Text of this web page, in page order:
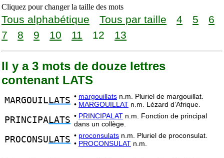
Cliquez pour changer la taille des mots
Tous alphabétique Tous par taille 4 5
6
7
8 9 10 11 12 13
Il y a 3 mots de douze lettres
contenant LATS
MARGOUIL LATS • margouillats n.m. Pluriel de margouillat.
• MARGOUILLAT n.m. Lézard d’Afrique.
PRINCIPALATS • PRINCIPALAT n.m. Fonction de principal
dans un collège.
PROCONSU LATS • proconsulats n.m. Pluriel de proconsulat.
• PROCONSULAT n.m.